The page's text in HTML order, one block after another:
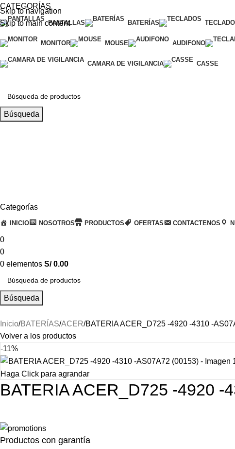
Skip to navigation
Skip to main content
CATEGORÍAS
PANTALLAS BATERÍAS
MONITOR MOUSE AUDIFONO
CAMARA DE VIGILANCIA CASSE
Búsqueda
Categorías
INICIO NOSOTROS PRODUCTOS OFERTAS CONTACTENOS
0
0
0 elementos S/0.00
Búsqueda
Inicio BATERÍAS ACER BATERIA ACER_D725 -4920 -4310 -
Volver a los productos
-11%
Haga Click para agrandar
BATERIA ACER_D725 -4920 -
Productos con garantía